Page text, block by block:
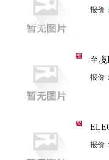
报价：
至境
报价：
报价：